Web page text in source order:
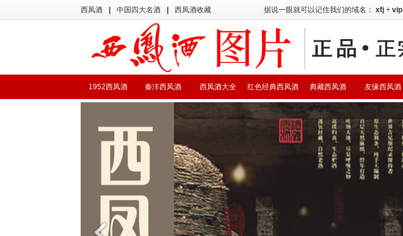
西凤酒 中国四大名酒 西凤酒收藏 据说一眼就可以记住我们的域名： xfj + vip
友缘西凤酒
典藏西凤酒
红色经典西凤酒
西凤酒大全
秦沣西凤酒
1952西凤酒